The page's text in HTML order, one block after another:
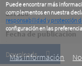
Puede encontrar más
complementos en nuestra
responsabilidad y protección
configuración en las
.
Más información
Estado
Fecha de publicación
Downloads